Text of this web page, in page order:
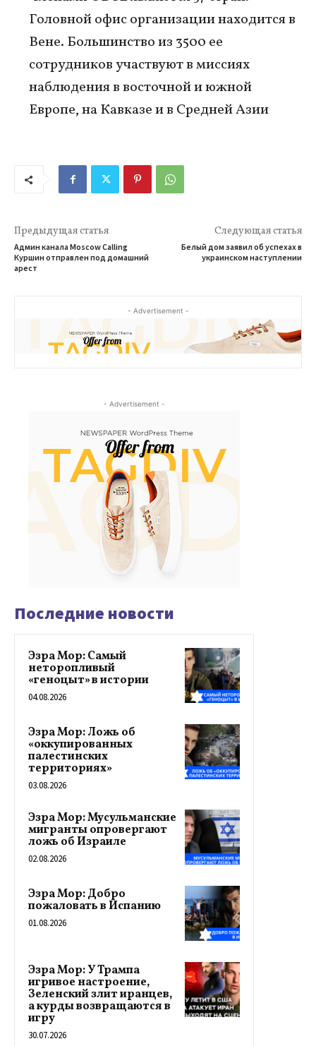
Головной офис организации находится в
Вене. Большинство из 3500 ее
сотрудников участвуют в миссиях
наблюдения в восточной и южной
Европе, на Кавказе и в Средней Азии
Предыдущая статья
Админ канала Moscow Calling
Куршин отправлен под домашний
арест
Следующая статья
Белый дом заявил об успехах в
украинском наступлении
- Advertisement -
- Advertisement -
Последние новости
Эзра Мор: Самый
неторопливый
«геноцыт» в истории
04.08.2026
Эзра Мор: Ложь об
«оккупированных
палестинских
территориях»
03.08.2026
Эзра Мор: Мусульманские
мигранты опровергают
ложь об Израиле
02.08.2026
Эзра Мор: Добро
пожаловать в Испанию
01.08.2026
Эзра Мор: У Трампа
игривое настроение,
Зеленский злит иранцев,
а курды возвращаются в
игру
30.07.2026